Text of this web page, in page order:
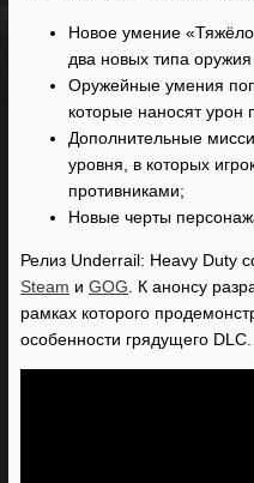
Новое умение
два новых типа
Оружейные умения
которые наносят урон
Дополнительные
уровня, в которых
противниками;
Новые черты
Релиз Underrail: Heavy Duty
Steam и GOG . К анонсу
рамках которого
особенности грядущего DLC.